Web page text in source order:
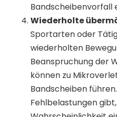
Bandscheibenvorfall
Wiederholte
Sportarten oder
wiederholten
Beanspruchung der
können zu
Bandscheiben
Fehlbelastungen